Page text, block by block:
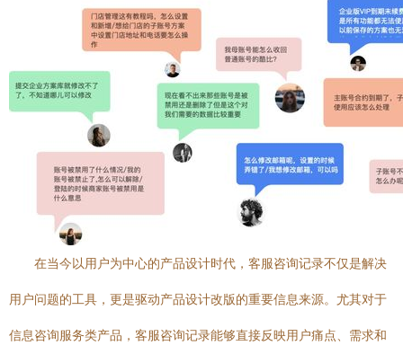
在当今以用户为中心的产品设计时代，客服咨询记录不仅是解决
用户问题的工具，更是驱动产品设计改版的重要信息来源。尤其对于
信息咨询服务类产品，客服咨询记录能够直接反映用户痛点、需求和